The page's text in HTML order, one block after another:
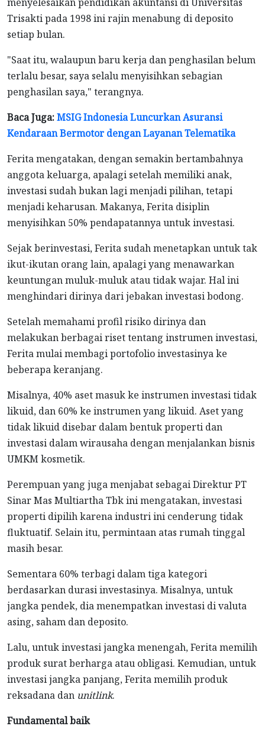
Trisakti pada 1998 ini rajin menabung di deposito
setiap bulan.
"Saat itu, walaupun baru kerja dan penghasilan belum
terlalu besar, saya selalu menyisihkan sebagian
penghasilan saya," terangnya.
Baca Juga:MSIG Indonesia Luncurkan Asuransi
Kendaraan Bermotor dengan Layanan Telematika
Ferita mengatakan, dengan semakin bertambahnya
anggota keluarga, apalagi setelah memiliki anak,
investasi sudah bukan lagi menjadi pilihan, tetapi
menjadi keharusan. Makanya, Ferita disiplin
menyisihkan 50% pendapatannya untuk investasi.
Sejak berinvestasi, Ferita sudah menetapkan untuk tak
ikut-ikutan orang lain, apalagi yang menawarkan
keuntungan muluk-muluk atau tidak wajar. Hal ini
menghindari dirinya dari jebakan investasi bodong.
Setelah memahami profil risiko dirinya dan
melakukan berbagai riset tentang instrumen investasi,
Ferita mulai membagi portofolio investasinya ke
beberapa keranjang.
Misalnya, 40% aset masuk ke instrumen investasi tidak
likuid, dan 60% ke instrumen yang likuid. Aset yang
tidak likuid disebar dalam bentuk properti dan
investasi dalam wirausaha dengan menjalankan bisnis
UMKM kosmetik.
Perempuan yang juga menjabat sebagai Direktur PT
Sinar Mas Multiartha Tbk ini mengatakan, investasi
properti dipilih karena industri ini cenderung tidak
fluktuatif. Selain itu, permintaan atas rumah tinggal
masih besar.
Sementara 60% terbagi dalam tiga kategori
berdasarkan durasi investasinya. Misalnya, untuk
jangka pendek, dia menempatkan investasi di valuta
asing, saham dan deposito.
Lalu, untuk investasi jangka menengah, Ferita memilih
produk surat berharga atau obligasi. Kemudian, untuk
investasi jangka panjang, Ferita memilih produk
reksadana dan unitlink.
Fundamental baik